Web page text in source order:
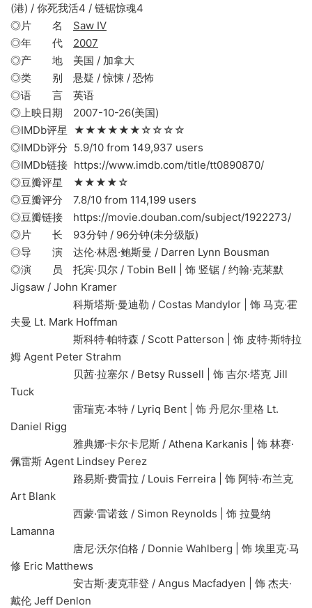
(港) / 你死我活4 / 链锯惊魂4
◎片 名 Saw IV
◎年 代 2007
◎产 地 美国 / 加拿大
◎类 别 悬疑 / 惊悚 / 恐怖
◎语 言 英语
◎上映日期 2007-10-26(美国)
◎IMDb评星 ★★★★★★☆☆☆☆
◎IMDb评分 5.9/10 from 149,937 users
◎IMDb链接 https://www.imdb.com/title/tt0890870/
◎豆瓣评星 ★★★★☆
◎豆瓣评分 7.8/10 from 114,199 users
◎豆瓣链接 https://movie.douban.com/subject/1922273/
◎片 长 93分钟 / 96分钟(未分级版)
◎导 演 达伦·林恩·鲍斯曼 / Darren Lynn Bousman
◎演 员 托宾·贝尔 / Tobin Bell | 饰 竖锯 / 约翰·克莱默
Jigsaw / John Kramer
科斯塔斯·曼迪勒 / Costas Mandylor | 饰 马克·霍
夫曼 Lt. Mark Hoffman
斯科特·帕特森 / Scott Patterson | 饰 皮特·斯特拉
姆 Agent Peter Strahm
贝茜·拉塞尔 / Betsy Russell | 饰 吉尔·塔克 Jill
Tuck
雷瑞克·本特 / Lyriq Bent | 饰 丹尼尔·里格 Lt.
Daniel Rigg
雅典娜·卡尔卡尼斯 / Athena Karkanis | 饰 林赛·
佩雷斯 Agent Lindsey Perez
路易斯·费雷拉 / Louis Ferreira | 饰 阿特·布兰克
Art Blank
西蒙·雷诺兹 / Simon Reynolds | 饰 拉曼纳
Lamanna
唐尼·沃尔伯格 / Donnie Wahlberg | 饰 埃里克·马
修 Eric Matthews
安古斯·麦克菲登 / Angus Macfadyen | 饰 杰夫·
戴伦 Jeff Denlon